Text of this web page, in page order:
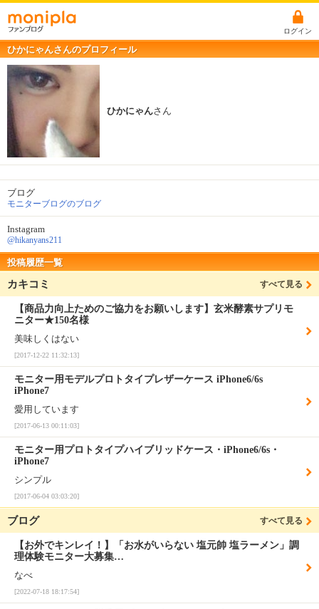
ログイン
ひかにゃんさんのプロフィール
ひかにゃんさん
ブログ
モニターブログのブログ
Instagram
@hikanyans211
投稿履歴一覧
カキコミ すべて見る
【商品力向上ためのご協力をお願いします】玄米酵素サプリモ
ニター★150名様
美味しくはない
[2017-12-22 11:32:13]
モニター用モデルプロトタイプレザーケース iPhone6/6s
iPhone7
愛用しています
[2017-06-13 00:11:03]
モニター用プロトタイプハイブリッドケース・iPhone6/6s・
iPhone7
シンプル
[2017-06-04 03:03:20]
ブログ すべて見る
【お外でキンレイ！】「お水がいらない 塩元帥 塩ラーメン」調
理体験モニター大募集…
なべ
[2022-07-18 18:17:54]